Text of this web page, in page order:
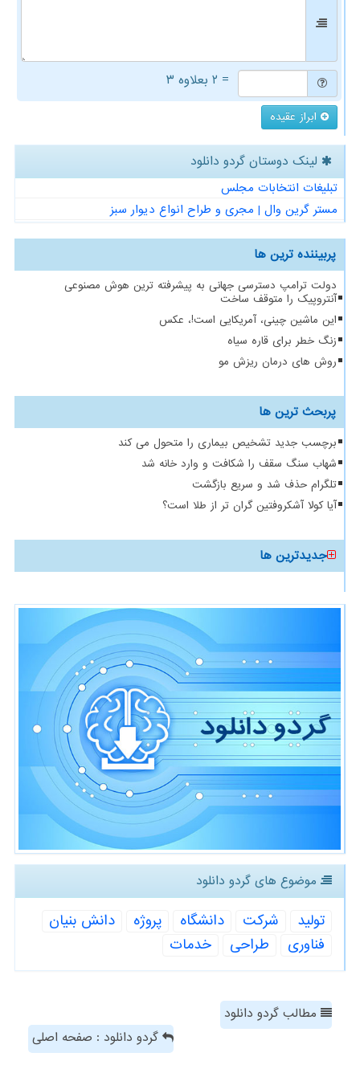
= ۲ بعلاوه ۳
ابراز عقیده
لینک دوستان گردو دانلود
تبلیغات انتخابات مجلس
مستر گرین وال | مجری و طراح انواع دیوار سبز
پربیننده ترین ها
دولت ترامپ دسترسی جهانی به پیشرفته ترین هوش مصنوعی
آنتروپیک را متوقف ساخت
این ماشین چینی، آمریکایی است!، عکس
زنگ خطر برای قاره سیاه
روش های درمان ریزش مو
پربحث ترین ها
برچسب جدید تشخیص بیماری را متحول می کند
شهاب سنگ سقف را شکافت و وارد خانه شد
تلگرام حذف شد و سریع بازگشت
آیا کولا آشکروفتین گران تر از طلا است؟
جدیدترین ها
موضوع های گردو دانلود
تولید شركت دانشگاه پروژه
دانش بنیان
فناوری
طراحی خدمات
مطالب گردو دانلود
گردو دانلود : صفحه اصلی